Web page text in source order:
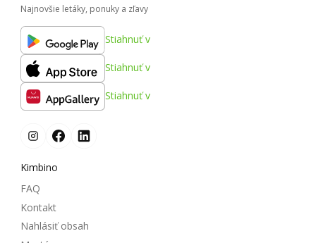
Najnovšie letáky, ponuky a zľavy
Stiahnuť v
Stiahnuť v
Stiahnuť v
Kimbino
FAQ
Kontakt
Nahlásiť obsah